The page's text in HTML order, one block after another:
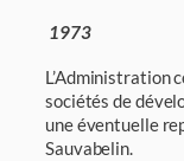
1973
L’Administration
sociétés de
une éventuelle
Sauvabelin.